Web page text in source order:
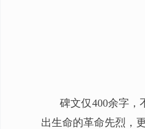
碑文仅400余字
出生命的革命先烈，